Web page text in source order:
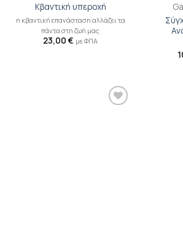
Κβαντική υπεροχή
η κβαντική επανάσταση αλλάζει τα
πάντα στη ζωή μας
23,00 € με ΦΠΑ